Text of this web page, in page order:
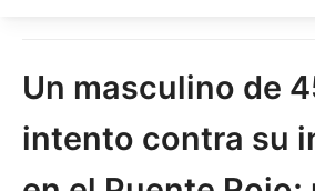
Un masculino de
intento contra su